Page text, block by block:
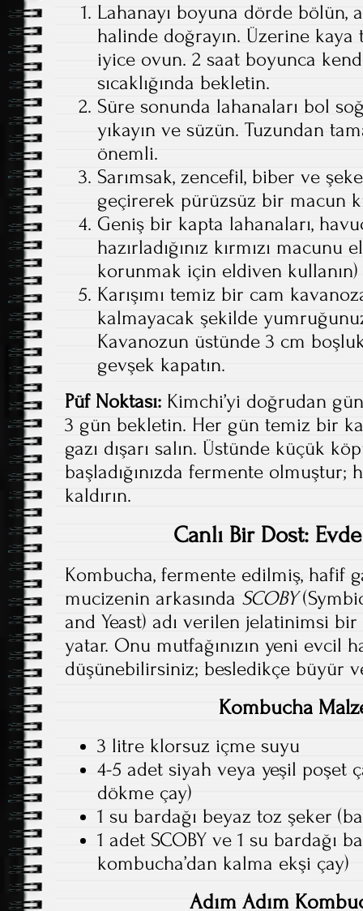
Lahanayı boyuna dörde bölün,
halinde doğrayın. Üzerine
iyice ovun. 2 saat boyunca
sıcaklığında bekletin.
Süre sonunda lahanaları bol
yıkayın ve süzün. Tuzundan
önemli.
Sarımsak, zencefil, biber ve
geçirerek pürüzsüz bir macun
Geniş bir kapta lahanaları,
hazırladığınız kırmızı macunu
korunmak için eldiven
Karışımı temiz bir cam
kalmayacak şekilde
Kavanozun üstünde 3 cm
gevşek kapatın.
Püf Noktası: Kimchi’yi doğrudan
3 gün bekletin. Her gün temiz bir
gazı dışarı salın. Üstünde küçük
başladığınızda fermente olmuştur;
kaldırın.
Canlı Bir Dost:
Kombucha, fermente edilmiş, hafif
mucizenin arkasında SCOBY
and Yeast) adı verilen jelatinimsi
yatar. Onu mutfağınızın yeni evcil
düşünebilirsiniz; besledikçe büyür
Kombucha
3 litre klorsuz içme suyu
4-5 adet siyah veya yeşil poşet
dökme çay)
1 su bardağı beyaz toz şeker
1 adet SCOBY ve 1 su bardağı
kombucha’dan kalma ekşi çay)
Adım Adım